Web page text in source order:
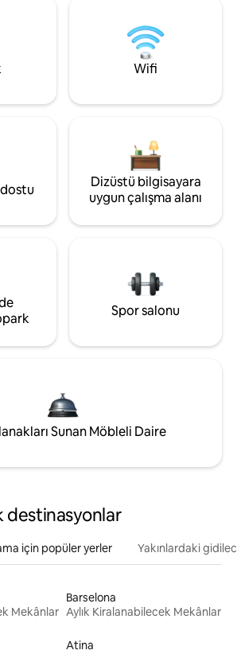
Wifi
Dizüstü bilgisayara
uygun çalışma alanı
Spor salonu
Sunan Möbleli Daire
destinasyonlar
için popüler yerler Yakınlardaki
Mekânlar
Barselona
Aylık Kiralanabilecek Mekânlar
Atina